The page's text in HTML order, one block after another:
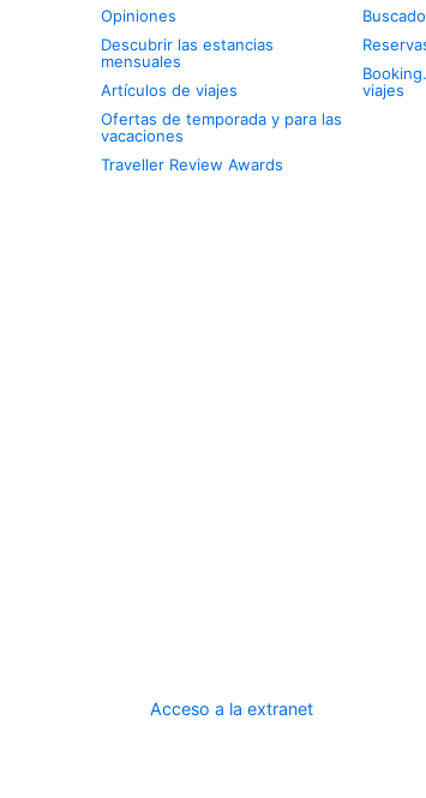
Opiniones
Descubrir las estancias
mensuales
Artículos de viajes
Ofertas de temporada y para las
vacaciones
Traveller Review Awards
viajes
Acceso a la extranet